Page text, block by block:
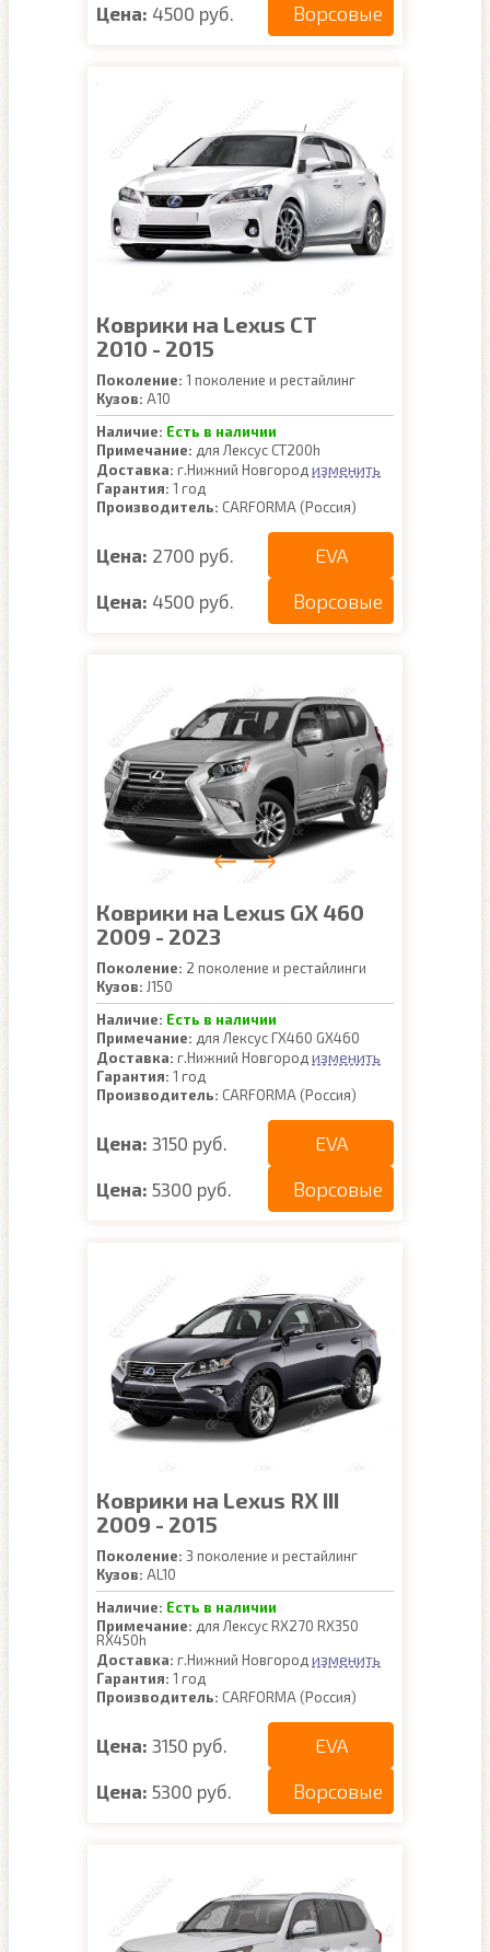
Цена: 4500 руб. Ворсовые
Коврики на Lexus CT
2010 - 2015
Поколение: 1 поколение и рестайлинг
Кузов: A10
Наличие: Есть в наличии
Примечание: для Лексус CT200h
Доставка: г.Нижний Новгород изменить
Гарантия: 1 год
Производитель: CARFORMA (Россия)
Цена: 2700 руб. EVA
Цена: 4500 руб. Ворсовые
Коврики на Lexus GX 460
2009 - 2023
Поколение: 2 поколение и рестайлинги
Кузов: J150
Наличие: Есть в наличии
Примечание: для Лексус ГХ460 GX460
Доставка: г.Нижний Новгород изменить
Гарантия: 1 год
Производитель: CARFORMA (Россия)
Цена: 3150 руб. EVA
Цена: 5300 руб. Ворсовые
Коврики на Lexus RX III
2009 - 2015
Поколение: 3 поколение и рестайлинг
Кузов: AL10
Наличие: Есть в наличии
Примечание: для Лексус RX270 RX350
RX450h
Доставка: г.Нижний Новгород изменить
Гарантия: 1 год
Производитель: CARFORMA (Россия)
Цена: 3150 руб. EVA
Цена: 5300 руб. Ворсовые